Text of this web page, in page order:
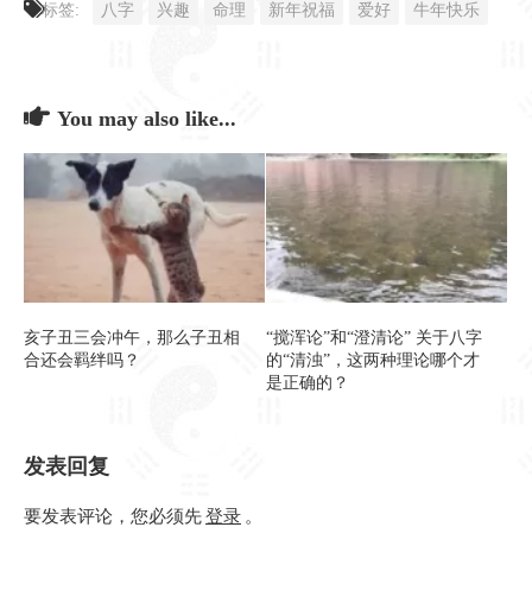
标签: 八字 兴趣 命理 新年祝福 爱好 牛年快乐
You may also like...
亥子丑三会冲午，那么子丑相
合还会羁绊吗？
“搅浑论”和“澄清论” 关于八字
的“清浊”，这两种理论哪个才
是正确的？
发表回复
要发表评论，您必须先登录 。